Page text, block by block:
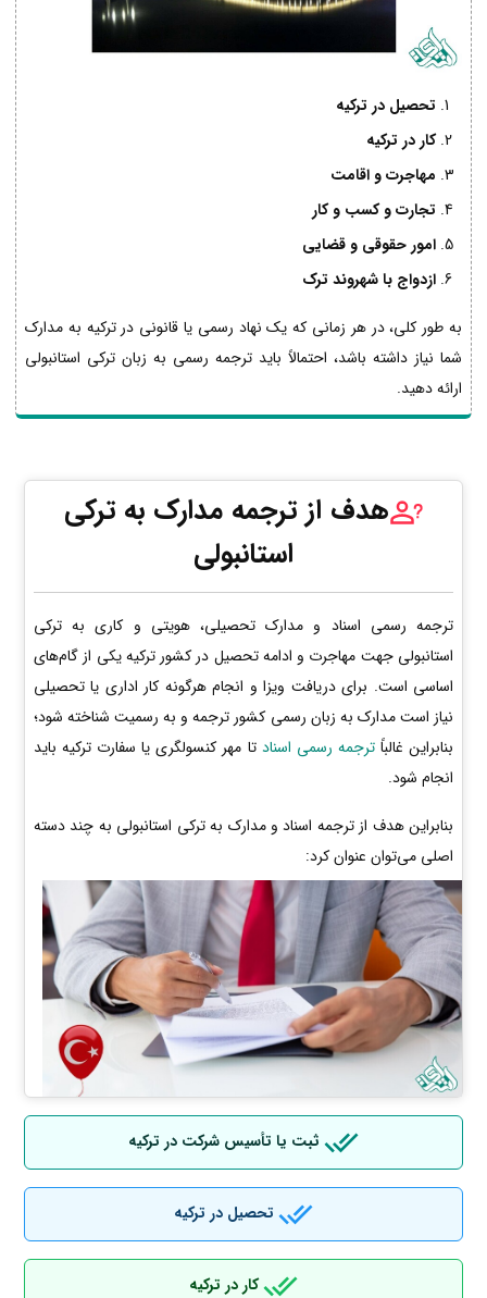
تحصیل در ترکیه
کار در ترکیه
مهاجرت و اقامت
تجارت و کسب و کار
امور حقوقی و قضایی
ازدواج با شهروند ترک
به طور کلی، در هر زمانی که یک نهاد رسمی یا قانونی در ترکیه به مدارک
شما نیاز داشته باشد، احتمالاً باید ترجمه رسمی به زبان ترکی استانبولی
ارائه دهید.
هدف از ترجمه مدارک به ترکی
استانبولی
ترجمه رسمی اسناد و مدارک تحصیلی، هویتی و کاری به ترکی
استانبولی جهت مهاجرت و ادامه تحصیل در کشور ترکیه یکی از گام‌های
اساسی است. برای دریافت ویزا و انجام هرگونه کار اداری یا تحصیلی
نیاز است مدارک به زبان رسمی کشور ترجمه و به رسمیت شناخته شود؛
بنابراین غالباًترجمه رسمی اسناد تا مهر کنسولگری یا سفارت ترکیه باید
انجام شود.
بنابراین هدف از ترجمه اسناد و مدارک به ترکی استانبولی به چند دسته
اصلی می‌توان عنوان کرد:
ثبت یا تأسیس شرکت در ترکیه
تحصیل در ترکیه
کار در ترکیه